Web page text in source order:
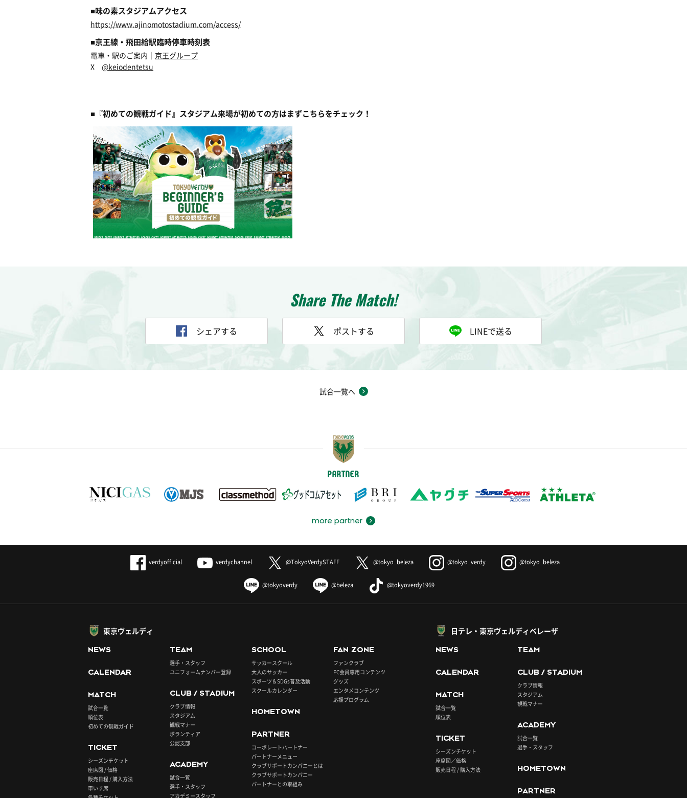
■味の素スタジアムアクセス
https://www.ajinomotostadium.com/access/
■京王線・飛田給駅臨時停車時刻表
電車・駅のご案内｜ 京王グループ
X @keiodentetsu
■『初めての観戦ガイド』スタジアム来場が初めての方はまずこちらをチェック！
Share The Match!
シェアする ポストする LINEで送る
試合一覧へ
PARTNER
more partner
verdyofficial verdychannel @TokyoVerdySTAFF @tokyo_beleza @tokyo_verdy @tokyo_beleza
@tokyoverdy @beleza @tokyoverdy1969
東京ヴェルディ
NEWS
CALENDAR
MATCH
試合一覧
順位表
初めての観戦ガイド
TICKET
シーズンチケット
座席図 / 価格
販売日程 / 購入方法
車いす席
TEAM
選手・スタッフ
ユニフォームナンバー登録
CLUB / STADIUM
クラブ情報
スタジアム
観戦マナー
ボランティア
公認支部
ACADEMY
試合一覧
選手・スタッフ
アカデミースタッフ
SCHOOL
サッカースクール
大人のサッカー
スポーツ＆SDGs普及活動
スクールカレンダー
HOMETOWN
PARTNER
コーポレートパートナー
パートナーメニュー
クラブサポートカンパニーとは
クラブサポートカンパニー
パートナーとの取組み
FAN ZONE
ファンクラブ
FC会員専用コンテンツ
グッズ
エンタメコンテンツ
応援プログラム
日テレ・東京ヴェルディベレーザ
NEWS
CALENDAR
MATCH
試合一覧
順位表
TICKET
シーズンチケット
座席図／価格
販売日程 / 購入方法
TEAM
CLUB / STADIUM
クラブ情報
スタジアム
観戦マナー
ACADEMY
試合一覧
選手・スタッフ
HOMETOWN
PARTNER